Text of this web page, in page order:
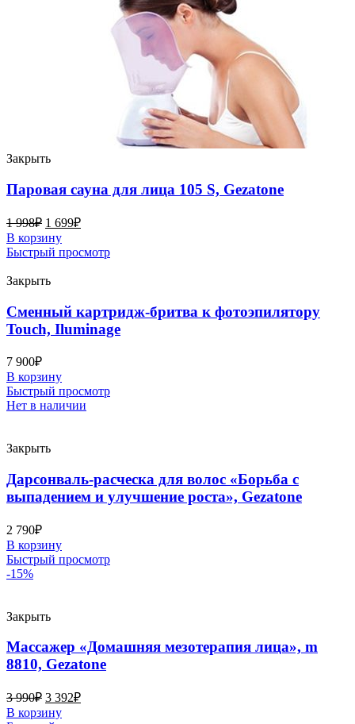
Закрыть
Паровая сауна для лица 105 S, Gezatone
1 998₽ 1 699₽
В корзину
Быстрый просмотр
Закрыть
Сменный картридж-бритва к фотоэпилятору
Touch, Iluminage
7 900₽
В корзину
Быстрый просмотр
Нет в наличии
Закрыть
Дарсонваль-расческа для волос «Борьба с
выпадением и улучшение роста», Gezatone
2 790₽
В корзину
Быстрый просмотр
-15%
Закрыть
Массажер «Домашняя мезотерапия лица», m
8810, Gezatone
3 990₽ 3 392₽
В корзину